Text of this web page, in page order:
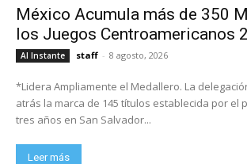
México Acumula más de 350
los Juegos Centroamericanos
Al Instante staff - 8 agosto, 2026
*Lidera Ampliamente el Medallero. La delegación mexicana dejó
atrás la marca de 145 títulos establecida por el
tres años en San Salvador...
Leer más